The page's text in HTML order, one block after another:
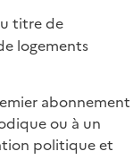
titre de
logements
abonnement
ou à un
politique et